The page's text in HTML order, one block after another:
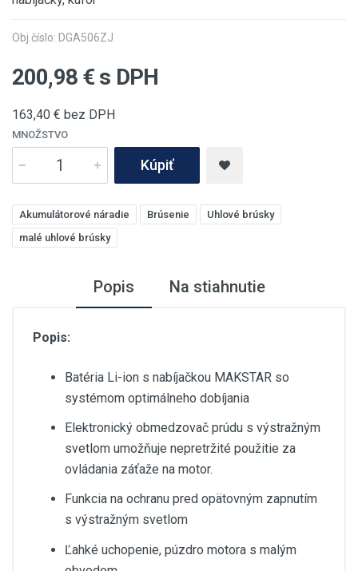
Obj.číslo: DGA506ZJ
200,98€ s DPH
163,40 € bez DPH
MNOŽSTVO
Kúpiť
Akumulátorové náradie Brúsenie
Uhlové brúsky
malé uhlové brúsky
Popis Na stiahnutie
Popis:
Batéria Li-ion s nabíjačkou MAKSTAR so
systémom optimálneho dobíjania
Elektronický obmedzovač prúdu s výstražným
svetlom umožňuje nepretržité použitie za
ovládania záťaže na motor.
Funkcia na ochranu pred opätovným zapnutím
s výstražným svetlom
Ľahké uchopenie, púzdro motora s malým